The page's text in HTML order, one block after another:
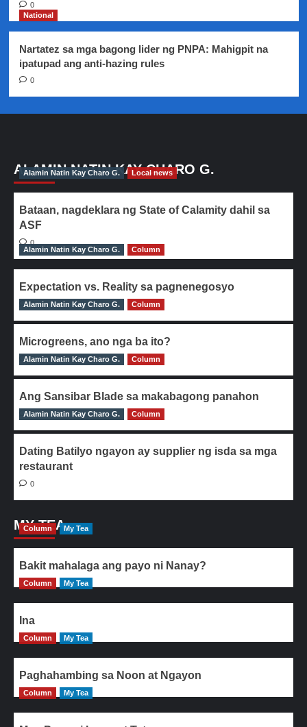
0
National
Nartatez sa mga bagong lider ng PNPA: Mahigpit na
ipatupad ang anti-hazing rules
0
ALAMIN NATIN KAY CHARO G.
Alamin Natin Kay Charo G. Local news
Bataan, nagdeklara ng State of Calamity dahil sa
ASF
0
Alamin Natin Kay Charo G.
Column
Expectation vs. Reality sa pagnenegosyo
0
Alamin Natin Kay Charo G. Column
Microgreens, ano nga ba ito?
0
Alamin Natin Kay Charo G. Column
Ang Sansibar Blade sa makabagong panahon
0
Alamin Natin Kay Charo G. Column
Dating Batilyo ngayon ay supplier ng isda sa mga
restaurant
0
MY TEA
Column My Tea
Bakit mahalaga ang payo ni Nanay?
Column My Tea
Ina
Column My Tea
Paghahambing sa Noon at Ngayon
Column My Tea